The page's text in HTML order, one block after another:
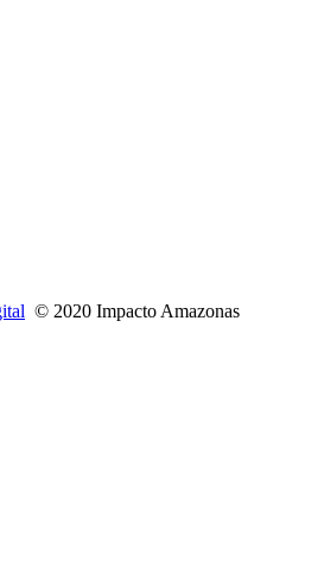
© 2020 Impacto Amazonas